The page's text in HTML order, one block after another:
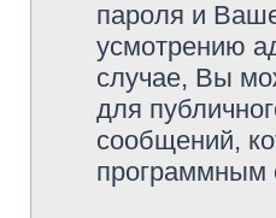
пароля и
усмотрению
случае, Вы
для
сообщений,
программным